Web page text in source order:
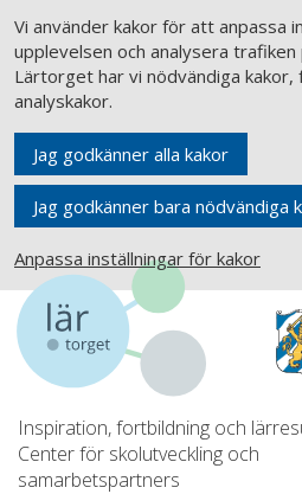
Vi använder kakor för att anpassa
upplevelsen och analysera
Lärtorget har vi nödvändiga kakor,
analyskakor.
Jag godkänner alla kakor
Jag godkänner bara nödvändiga
Anpassa inställningar för kakor
Inspiration, fortbildning och
Center för skolutveckling och
samarbetspartners